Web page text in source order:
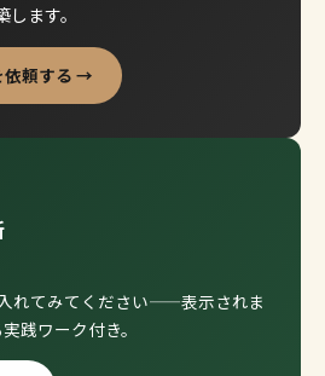
ます。
依頼する →
れてみてください——表示されま
践ワーク付き。